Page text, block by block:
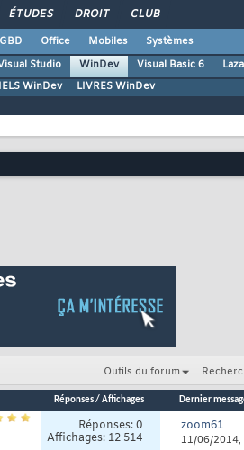
ÉTUDES DROIT CLUB
Office Mobiles
Systèmes
Studio WinDev Visual Basic 6
WinDev LIVRES WinDev
Outils du forum
Réponses/ Affichages Dernier
Réponses:0
Affichages: 12 514
zoom61
11/06/2014,